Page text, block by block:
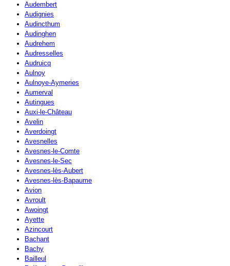
Audembert
Audignies
Audincthum
Audinghen
Audrehem
Audresselles
Audruicq
Aulnoy
Aulnoye-Aymeries
Aumerval
Autingues
Auxi-le-Château
Avelin
Averdoingt
Avesnelles
Avesnes-le-Comte
Avesnes-le-Sec
Avesnes-lès-Aubert
Avesnes-lès-Bapaume
Avion
Avroult
Awoingt
Ayette
Azincourt
Bachant
Bachy
Bailleul